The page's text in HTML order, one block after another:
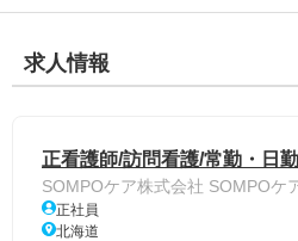
求人情報
正看護師/訪問看護/常勤・日
SOMPOケア株式会社 SOMPOケ
正社員
北海道